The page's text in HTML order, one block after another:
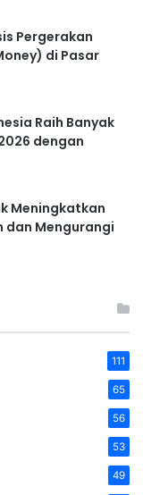
Pergerakan
di Pasar
Raih Banyak
dengan
Meningkatkan
dan Mengurangi
111
65
56
53
49